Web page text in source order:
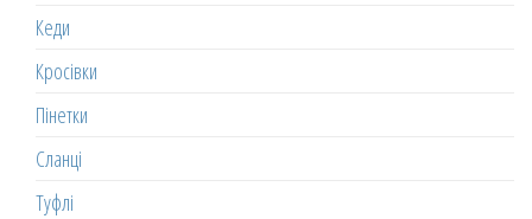
Кеди
Кросівки
Пінетки
Сланці
Туфлі